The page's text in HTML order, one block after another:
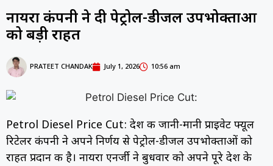
नायरा कंपनी ने दी पेट्रोल-डीजल उपभोक्ताओं
को बड़ी राहत
PRATEET CHANDAK July 1, 2026 10:56 am
Petrol Diesel Price Cut: देश की जानी-मानी प्राइवेट फ्यूल
रिटेलर कंपनी ने अपने निर्णय से पेट्रोल-डीजल उपभोक्ताओं को
राहत प्रदान की है। नायरा एनर्जी ने बुधवार को अपने पूरे देश के